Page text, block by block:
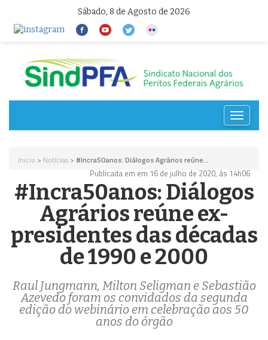
Sábado, 8 de Agosto de 2026
Toggle
Inicio > Notícias > #Incra50anos: Diálogos Agrários reúne...
Publicada em em 16 de julho de 2020, às 14h06
#Incra50anos: Diálogos
Agrários reúne ex-
presidentes das décadas
de 1990 e 2000
Raul Jungmann, Milton Seligman e Sebastião
Azevedo foram os convidados da segunda
edição do webinário em celebração aos 50
anos do órgão